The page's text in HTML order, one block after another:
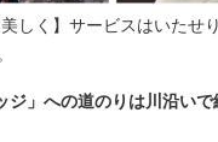
美しく】サービスはいたせ
ジ」への道のりは川沿いで